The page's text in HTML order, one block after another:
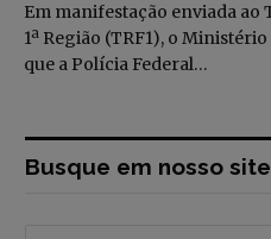
Em manifestação enviada ao
1ª Região (TRF1), o
que a Polícia Federal…
Busque em nosso site